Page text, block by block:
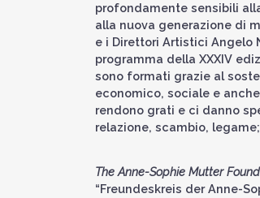
profondamente sensibili
alla nuova generazione di
e i Direttori Artistici Angelo
programma della XXXIV
sono formati grazie al
economico, sociale e
rendono grati e ci danno
relazione, scambio,
The Anne-Sophie Mutter
“Freundeskreis der Anne-